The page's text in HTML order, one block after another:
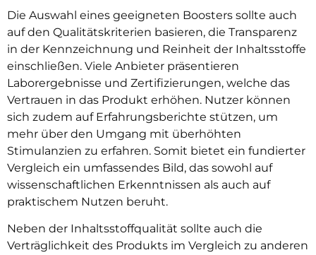
Die Auswahl eines geeigneten Boosters sollte auch
auf den Qualitätskriterien basieren, die Transparenz
in der Kennzeichnung und Reinheit der Inhaltsstoffe
einschließen. Viele Anbieter präsentieren
Laborergebnisse und Zertifizierungen, welche das
Vertrauen in das Produkt erhöhen. Nutzer können
sich zudem auf Erfahrungsberichte stützen, um
mehr über den Umgang mit überhöhten
Stimulanzien zu erfahren. Somit bietet ein fundierter
Vergleich ein umfassendes Bild, das sowohl auf
wissenschaftlichen Erkenntnissen als auch auf
praktischem Nutzen beruht.
Neben der Inhaltsstoffqualität sollte auch die
Verträglichkeit des Produkts im Vergleich zu anderen